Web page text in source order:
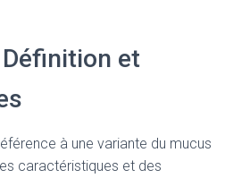
et
à une variante du mucus
caractéristiques et des